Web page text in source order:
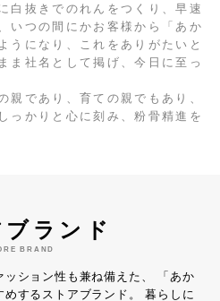
白抜きでのれんをつくり、早速
いつの間にかお客様から「あか
うになり、これをありがたいと
ま社名として掲げ、今日に至っ
であり、育ての親でもあり、
っかりと心に刻み、粉骨精進を
ランド
BRAND
ション性も兼ね備えた、
「あか
するストアブランド。
暮らしに